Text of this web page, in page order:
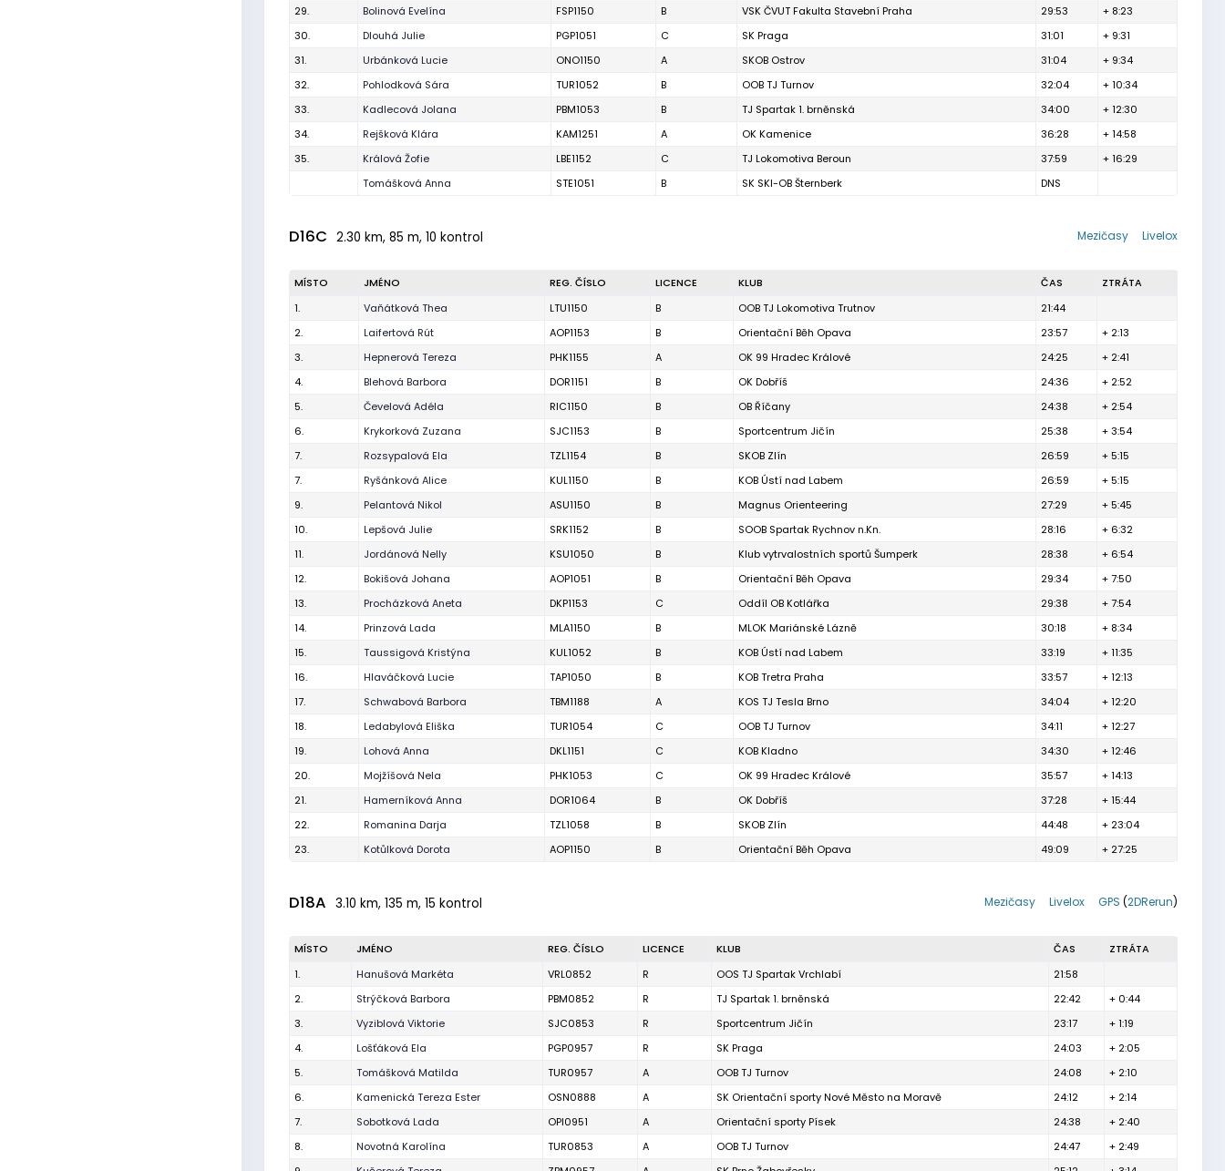
29.
Bolinová Evelína FSP1150 B VSK ČVUT Fakulta Stavební Praha 29:53
+ 8:23
30.
Dlouhá Julie PGP1051 C SK Praga 31:01
+ 9:31
31.
Urbánková Lucie ONO1150 A SKOB Ostrov 31:04
+ 9:34
32.
Pohlodková Sára TUR1052 B OOB TJ Turnov 32:04
+ 10:34
33.
Kadlecová Jolana PBM1053 B TJ Spartak 1. brněnská 34:00
+ 12:30
34.
Rejšková Klára KAM1251 A OK Kamenice 36:28
+ 14:58
35.
Králová Žofie LBE1152 C TJ Lokomotiva Beroun 37:59
+ 16:29
Tomášková Anna
STE1051 B SK SKI-OB Šternberk DNS
D16C 2.30 km, 85 m, 10 kontrol Livelox
Mezičasy
MÍSTO JMÉNO REG. ČÍSLO LICENCE KLUB ČAS
ZTRÁTA
1.
Vaňátková Thea LTU1150 B OOB TJ Lokomotiva Trutnov
21:44
2.
Laifertová Rút AOP1153 B Orientační Běh Opava 23:57
+ 2:13
3.
Hepnerová Tereza PHK1155 A OK 99 Hradec Králové 24:25
+ 2:41
4.
Blehová Barbora DOR1151 B OK Dobříš 24:36
+ 2:52
5.
Čevelová Adéla RIC1150 B OB Říčany 24:38
+ 2:54
6.
Krykorková Zuzana SJC1153 B Sportcentrum Jičín 25:38
+ 3:54
7.
Rozsypalová Ela TZL1154 B SKOB Zlín 26:59
+ 5:15
7.
Ryšánková Alice KUL1150 B KOB Ústí nad Labem 26:59
+ 5:15
9.
Pelantová Nikol ASU1150 B Magnus Orienteering 27:29
+ 5:45
10.
Lepšová Julie SRK1152 B SOOB Spartak Rychnov n.Kn. 28:16
+ 6:32
11.
Jordánová Nelly KSU1050 B Klub vytrvalostních sportů Šumperk 28:38
+ 6:54
12.
Bokišová Johana AOP1051 B Orientační Běh Opava 29:34
+ 7:50
13.
Procházková Aneta DKP1153 C Oddíl OB Kotlářka 29:38
+ 7:54
14.
Prinzová Lada MLA1150 B MLOK Mariánské Lázně 30:18
+ 8:34
15.
Taussigová Kristýna KUL1052 B KOB Ústí nad Labem 33:19
+ 11:35
16.
Hlaváčková Lucie TAP1050 B KOB Tretra Praha 33:57
+ 12:13
17.
Schwabová Barbora TBM1188 A KOS TJ Tesla Brno 34:04
+ 12:20
18.
Ledabylová Eliška TUR1054 C OOB TJ Turnov 34:11
+ 12:27
19.
Lohová Anna DKL1151 C KOB Kladno 34:30
+ 12:46
20.
Mojžíšová Nela PHK1053 C OK 99 Hradec Králové 35:57
+ 14:13
21.
Hamerníková Anna DOR1064 B OK Dobříš 37:28
+ 15:44
22.
Romanina Darja TZL1058 B SKOB Zlín 44:48
+ 23:04
23.
Kotůlková Dorota AOP1150 B Orientační Běh Opava 49:09 + 27:25
D18A 3.10 km, 135 m, 15 kontrol GPS (2DRerun)
Livelox
Mezičasy
MÍSTO JMÉNO REG. ČÍSLO LICENCE KLUB ČAS
ZTRÁTA
1.
Hanušová Markéta VRL0852 R OOS TJ Spartak Vrchlabí
21:58
2.
Strýčková Barbora PBM0852 R TJ Spartak 1. brněnská 22:42
+ 0:44
3.
Vyziblová Viktorie SJC0853 R Sportcentrum Jičín 23:17
+ 1:19
4.
Lošťáková Ela PGP0957 R SK Praga 24:03
+ 2:05
5.
Tomášková Matilda TUR0957 A OOB TJ Turnov 24:08
+ 2:10
6.
Kamenická Tereza Ester OSN0888 A SK Orientační sporty Nové Město na Moravě 24:12
+ 2:14
7.
Sobotková Lada OPI0951 A Orientační sporty Písek 24:38
+ 2:40
8.
Novotná Karolína TUR0853 A OOB TJ Turnov 24:47
+ 2:49